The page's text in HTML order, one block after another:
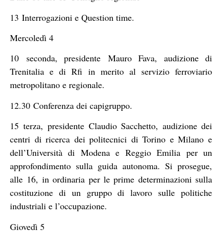
13 Interrogazioni e Question time.
Mercoledì 4
10 seconda, presidente Mauro Fava, audizione di
Trenitalia e di Rfi in merito al servizio ferroviario
metropolitano e regionale.
12.30 Conferenza dei capigruppo.
15 terza, presidente Claudio Sacchetto, audizione dei
centri di ricerca dei politecnici di Torino e Milano e
dell’Università di Modena e Reggio Emilia per un
approfondimento sulla guida autonoma. Si prosegue,
alle 16, in ordinaria per le prime determinazioni sulla
costituzione di un gruppo di lavoro sulle politiche
industriali e l’occupazione.
Giovedì 5